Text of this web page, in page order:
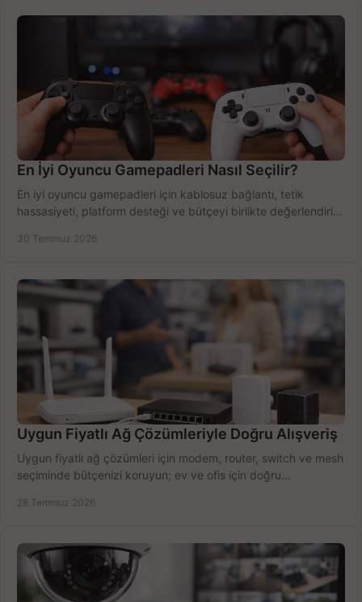
En İyi Oyuncu Gamepadleri Nasıl Seçilir?
En iyi oyuncu gamepadleri için kablosuz bağlantı, tetik
hassasiyeti, platform desteği ve bütçeyi birlikte değerlendirin;
30 Temmuz 2026
Uygun Fiyatlı Ağ Çözümleriyle Doğru Alışveriş
Uygun fiyatlı ağ çözümleri için modem, router, switch ve mesh
seçiminde bütçenizi koruyun; ev ve ofis için doğru
28 Temmuz 2026